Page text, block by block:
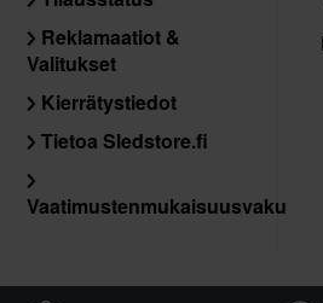
Reklamaatiot &
Valitukset
Kierrätystiedot
Tietoa Sledstore.fi
Vaatimustenmukaisuusvakuutus